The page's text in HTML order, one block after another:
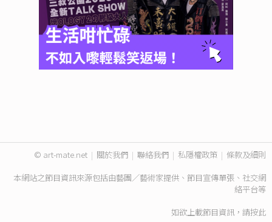
© art-mate.net | 關於我們 | 聯絡我們 | 私隱權政策 | 條款及細則
本網站之節目資訊來源包括由藝團／藝術家提供、節目宣傳單張、社交網
絡平台等
如欲上載節目資訊，請按此